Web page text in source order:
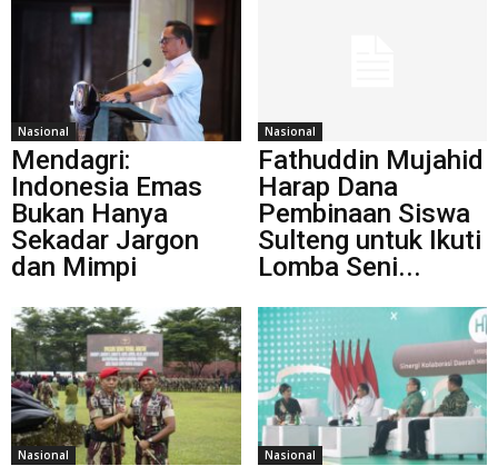
Nasional
Mendagri:
Indonesia Emas
Bukan Hanya
Sekadar Jargon
dan Mimpi
Nasional
Fathuddin Mujahid
Harap Dana
Pembinaan Siswa
Sulteng untuk Ikuti
Lomba Seni...
Nasional Nasional